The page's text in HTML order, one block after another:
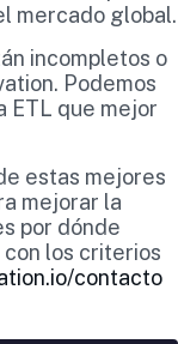
mercado global.
incompletos o
Podemos
ETL que mejor
estas mejores
mejorar la
por dónde
con los criterios
contacto